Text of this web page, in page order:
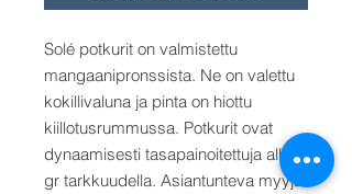
Solé potkurit on valmistettu
mangaanipronssista. Ne on valettu
kokillivaluna ja pinta on hiottu
kiillotusrummussa. Potkurit ovat
dynaamisesti tasapainoitettuja alle 1
gr tarkkuudella. Asiantunteva myyjä